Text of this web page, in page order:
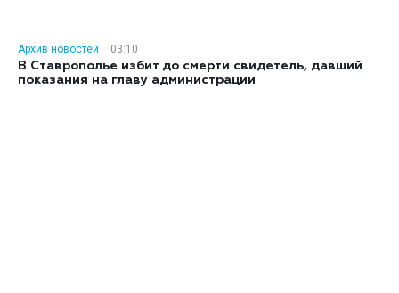
Архив новостей
03:10
В Ставрополье избит до смерти свидетель, давший
показания на главу администрации